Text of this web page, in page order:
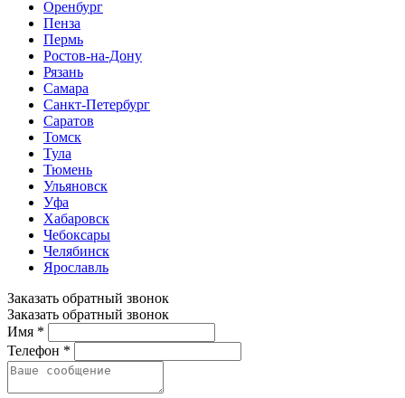
Оренбург
Пенза
Пермь
Ростов-на-Дону
Рязань
Самара
Санкт-Петербург
Саратов
Томск
Тула
Тюмень
Ульяновск
Уфа
Хабаровск
Чебоксары
Челябинск
Ярославль
Заказать обратный звонок
Заказать обратный звонок
Имя *
Телефон *